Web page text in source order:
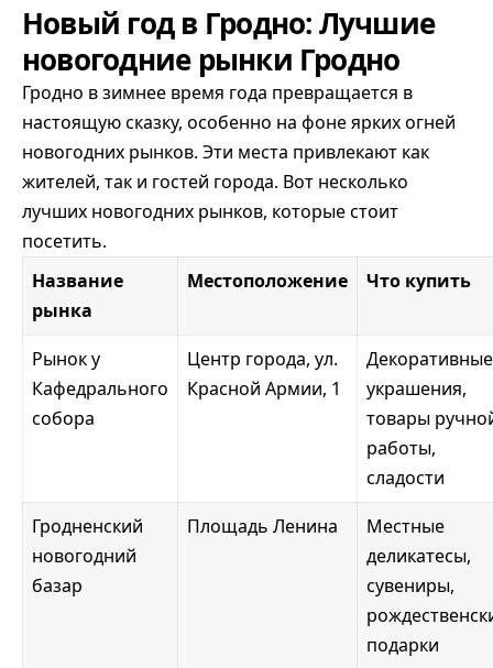
Новый год в Гродно: Лучшие
новогодние рынки Гродно
Гродно в зимнее время года превращается в
настоящую сказку, особенно на фоне ярких огней
новогодних рынков. Эти места привлекают как
жителей, так и гостей города. Вот несколько
лучших новогодних рынков, которые стоит
посетить.
Название
рынка
Местоположение Что купить
Рынок у
Кафедрального
собора
Центр города, ул.
Красной Армии, 1
Декоративные
украшения,
товары
работы,
сладости
Гродненский
новогодний
базар
Площадь Ленина
Местные
деликатесы,
сувениры,
подарки